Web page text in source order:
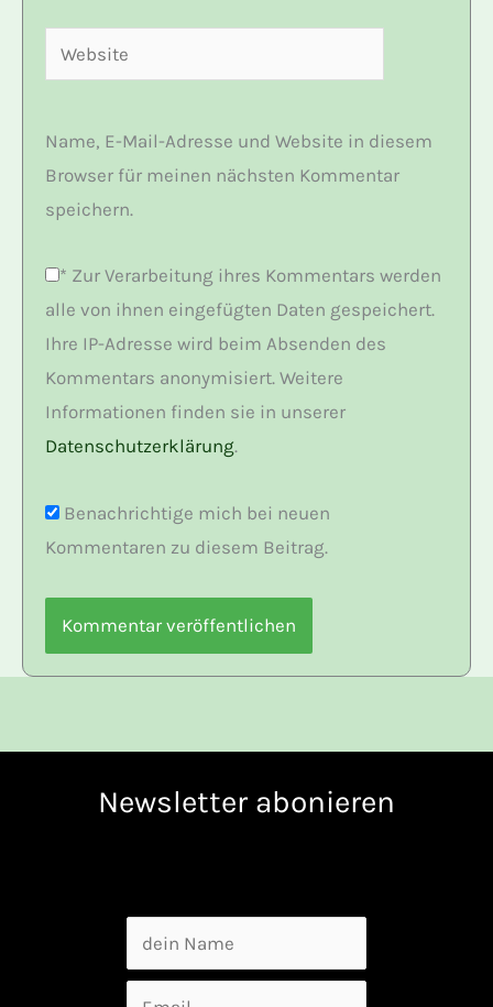
Website
Name, E-Mail-Adresse und Website in diesem
Browser für meinen nächsten Kommentar
speichern.
* Zur Verarbeitung ihres Kommentars werden
alle von ihnen eingefügten Daten gespeichert.
Ihre IP-Adresse wird beim Absenden des
Kommentars anonymisiert. Weitere
Informationen finden sie in unserer
Datenschutzerklärung.
Benachrichtige mich bei neuen
Kommentaren zu diesem Beitrag.
Newsletter abonieren